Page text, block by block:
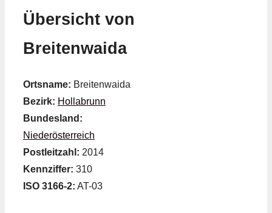
Übersicht von
Breitenwaida
Ortsname: Breitenwaida
Bezirk: Hollabrunn
Bundesland:
Niederösterreich
Postleitzahl: 2014
Kennziffer: 310
ISO 3166-2: AT-03